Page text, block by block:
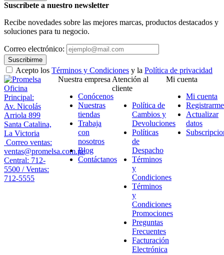
Suscríbete a nuestro newsletter
Recibe novedades sobre las mejores marcas, productos destacados y
soluciones para tu negocio.
Correo electrónico:
Suscribirme
Acepto los Términos y Condiciones y la Política de privacidad
Oficina
Principal:
Av. Nicolás
Arriola 899
Santa Catalina,
La Victoria
Correo ventas:
ventas@promelsa.com.pe
Central: 712-
5500 / Ventas:
712-5555
Nuestra empresa
Conócenos
Nuestras
tiendas
Trabaja
con
nosotros
Blog
Contáctanos
Atención al
cliente
Política de
Cambios y
Devoluciones
Políticas
de
Despacho
Términos
y
Condiciones
Términos
y
Condiciones
Promociones
Preguntas
Frecuentes
Facturación
Electrónica
Mi cuenta
Mi cuenta
Registrarme
Actualizar
datos